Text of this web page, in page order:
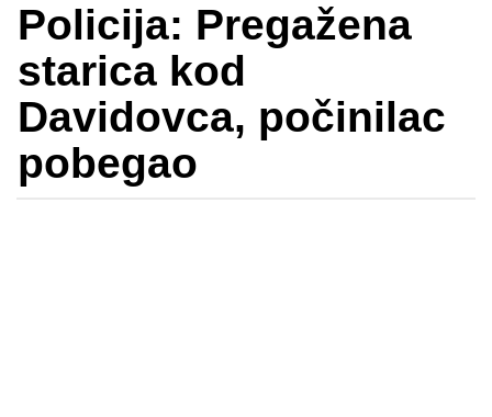
Policija: Pregažena
starica kod
Davidovca, počinilac
pobegao